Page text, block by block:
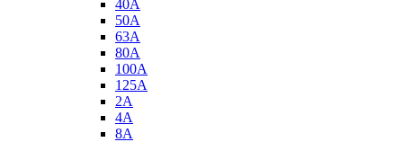
40A
50A
63A
80A
100A
125A
2A
4A
8A